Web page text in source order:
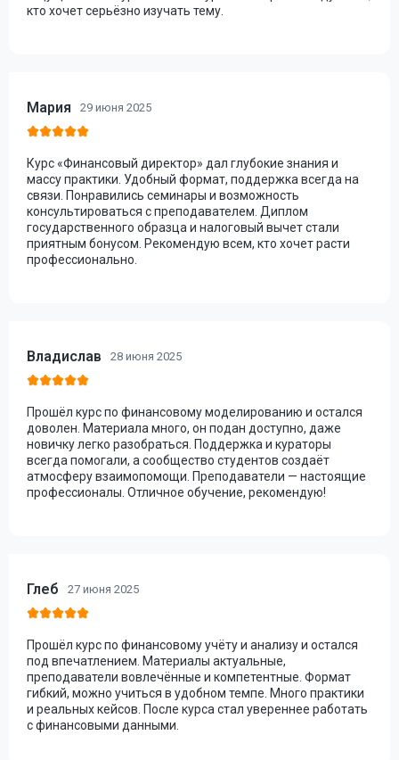
кто хочет серьёзно изучать тему.
Мария 29 июня 2025
Курс «Финансовый директор» дал глубокие знания и
массу практики. Удобный формат, поддержка всегда на
связи. Понравились семинары и возможность
консультироваться с преподавателем. Диплом
государственного образца и налоговый вычет стали
приятным бонусом. Рекомендую всем, кто хочет расти
профессионально.
Владислав 28 июня 2025
Прошёл курс по финансовому моделированию и остался
доволен. Материала много, он подан доступно, даже
новичку легко разобраться. Поддержка и кураторы
всегда помогали, а сообщество студентов создаёт
атмосферу взаимопомощи. Преподаватели — настоящие
профессионалы. Отличное обучение, рекомендую!
Глеб 27 июня 2025
Прошёл курс по финансовому учёту и анализу и остался
под впечатлением. Материалы актуальные,
преподаватели вовлечённые и компетентные. Формат
гибкий, можно учиться в удобном темпе. Много практики
и реальных кейсов. После курса стал увереннее работать
с финансовыми данными.